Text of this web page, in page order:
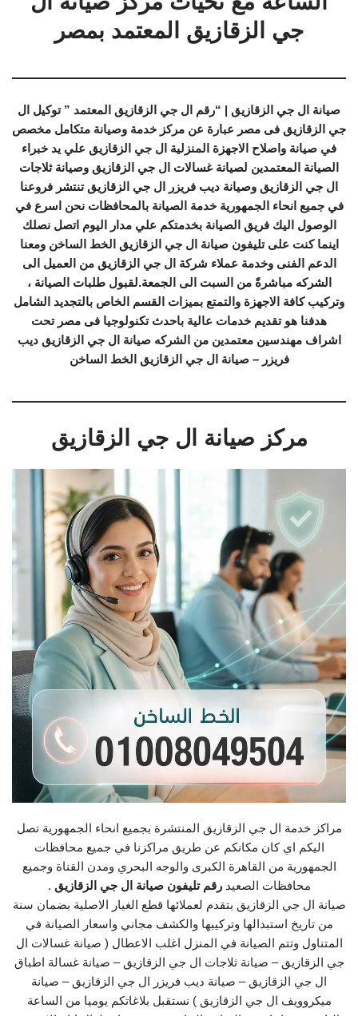
جي الزقازيق المعتمد بمصر
صيانة ال جي الزقازيق | “رقم ال جي الزقازيق المعتمد ” توكيل ال
جي الزقازيق فى مصر عبارة عن مركز خدمة وصيانة متكامل مخصص
في صيانة واصلاح الاجهزة المنزلية ال جي الزقازيق علي يد خبراء
الصيانة المعتمدين لصيانة غسالات ال جي الزقازيق وصيانة ثلاجات
ال جي الزقازيق وصيانة ديب فريزر ال جي الزقازيق تنتشر فروعنا
في جميع انحاء الجمهورية خدمة الصيانة بالمحافظات نحن اسرع في
الوصول اليك فريق الصيانة بخدمتكم علي مدار اليوم اتصل نصلك
اينما كنت على تليفون صيانة ال جي الزقازيق الخط الساخن ومعنا
الدعم الفنى وخدمة عملاء شركة ال جي الزقازيق من العميل الى
الشركه مباشرةً من السبت الى الجمعة.لقبول طلبات الصيانة ،
وتركيب كافة الاجهزة والتمتع بميزات القسم الخاص بالتجديد الشامل
هدفنا هو تقديم خدمات عالية باحدث تكنولوجيا فى مصر تحت
اشراف مهندسين معتمدين من الشركه صيانة ال جي الزقازيق ديب
فريزر – صيانة ال جي الزقازيق الخط الساخن
مركز صيانة ال جي الزقازيق
مراكز خدمة ال جي الزقازيق المنتشرة بجميع انحاء الجمهورية تصل
اليكم اي كان مكانكم عن طريق مراكزنا في جميع محافظات
الجمهورية من القاهرة الكبرى والوجه البحري ومدن القناة وجميع
محافظات الصعيد رقم تليفون صيانة ال جي الزقازيق .
صيانة ال جي الزقازيق بتقدم لعملائها قطع الغيار الاصلية بضمان سنة
من تاريخ استبدالها وتركيبها والكشف مجاني واسعار الصيانة في
المتناول وتتم الصيانة في المنزل اغلب الاعطال ( صيانة غسالات ال
جي الزقازيق – صيانة ثلاجات ال جي الزقازيق – صيانة غسالة اطباق
ال جي الزقازيق – صيانة ديب فريزر ال جي الزقازيق – صيانة
ميكروويف ال جي الزقازيق ) نستقبل بلاغاتكم يوميا من الساعة